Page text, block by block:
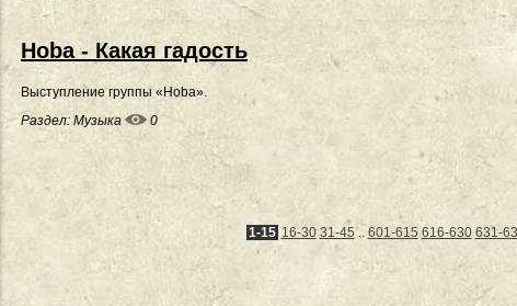
Hoba - Какая гадость
Выступление группы «Hoba».
Раздел: Музыка 0
1-15 16-30 31-45 .. 601-615 616-630 631-